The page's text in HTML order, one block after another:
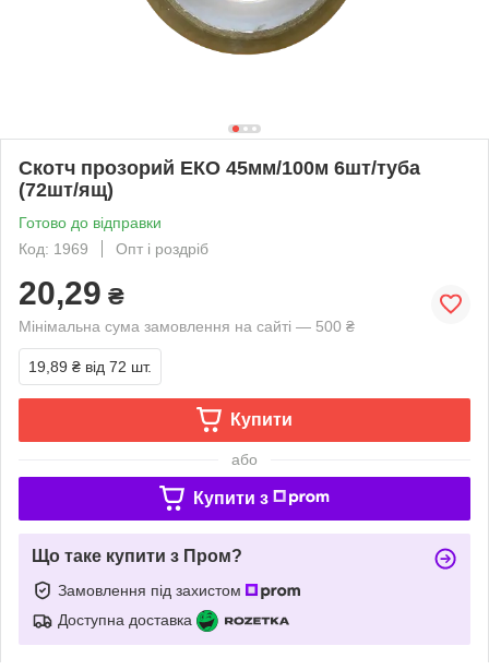
Скотч прозорий ЕКО 45мм/100м 6шт/туба
(72шт/ящ)
Готово до відправки
Код: 1969
Опт і роздріб
20,29 ₴
Мінімальна сума замовлення на сайті — 500 ₴
19,89 ₴ від 72 шт.
Купити
або
Купити з
Що таке купити з Пром?
Замовлення під захистом
Доступна доставка